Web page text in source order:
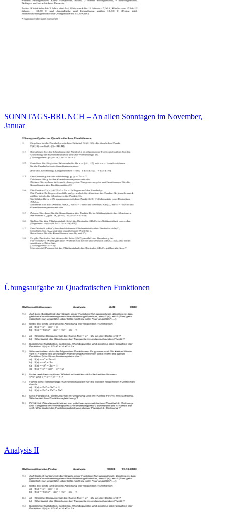
SONNTAGS-BRUNCH – An allen Sonntagen im November,
Januar
Übungsaufgabe zu Quadratischen Funktionen
Analysis II